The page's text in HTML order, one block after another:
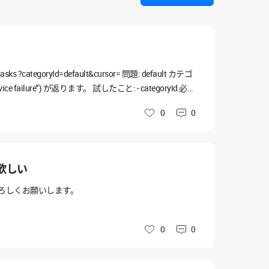
?categoryId=default&cursor= 問題: default カテゴ
failure") が返ります。 試したこと: - categoryId 必須
スコープも付与済み 期待動作: タスク配列が
いいね
0 0
しい
くお願いします。
いいね
0 0